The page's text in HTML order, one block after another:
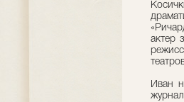
актер
Иван